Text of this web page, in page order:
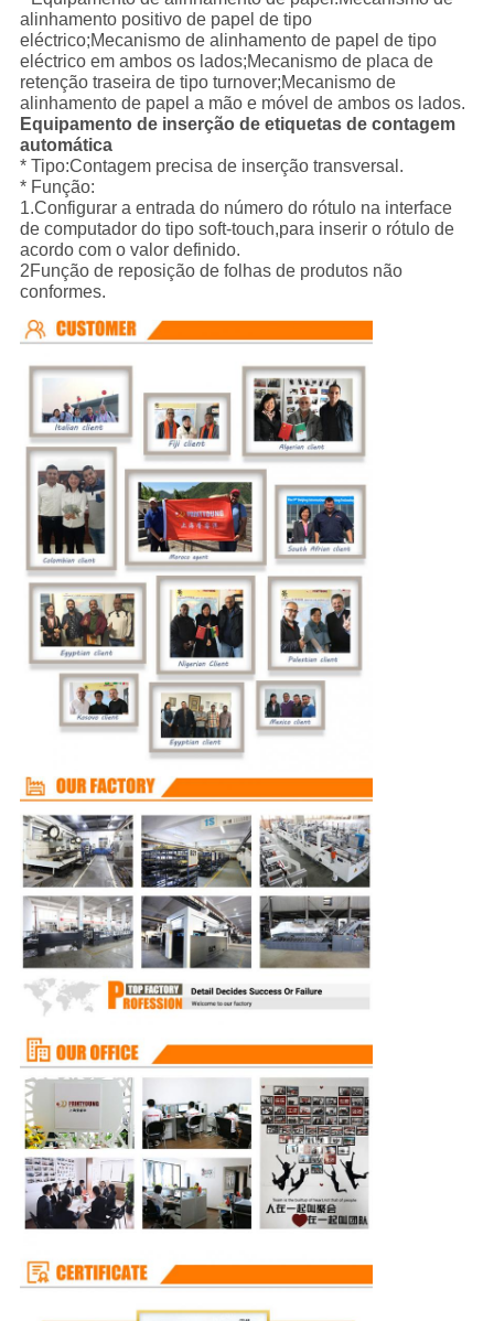
alinhamento positivo de papel de tipo
eléctrico;Mecanismo de alinhamento de papel de tipo
eléctrico em ambos os lados;Mecanismo de placa de
retenção traseira de tipo turnover;Mecanismo de
alinhamento de papel a mão e móvel de ambos os lados.
Equipamento de inserção de etiquetas de contagem
automática
* Tipo:Contagem precisa de inserção transversal.
* Função:
1.Configurar a entrada do número do rótulo na interface
de computador do tipo soft-touch,para inserir o rótulo de
acordo com o valor definido.
2Função de reposição de folhas de produtos não
conformes.